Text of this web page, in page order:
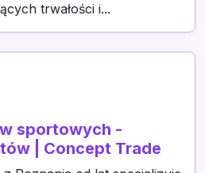
trwałości i...
sportowych -
| Concept Trade